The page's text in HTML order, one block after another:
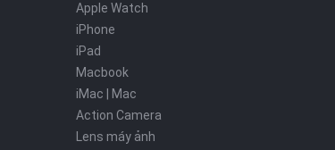
Apple Watch
iPhone
iPad
Macbook
iMac | Mac
Action Camera
Lens máy ảnh